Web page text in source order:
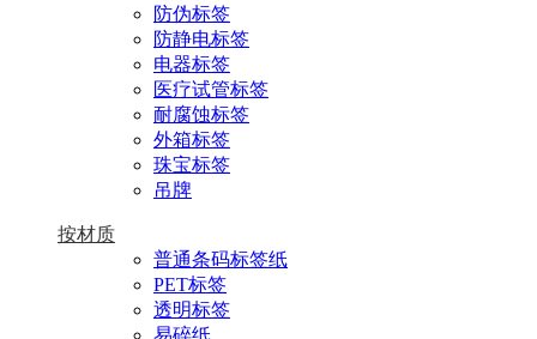
防伪标签
防静电标签
电器标签
医疗试管标签
耐腐蚀标签
外箱标签
珠宝标签
吊牌
按材质
普通条码标签纸
PET标签
透明标签
易碎纸